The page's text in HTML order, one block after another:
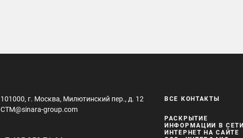
101000, г. Москва, Милютинский пер., д. 12
CTM@sinara-group.com
ВСЕ КОНТАКТЫ
РАСКРЫТИЕ
ИНФОРМАЦИИ В СЕТИ
ИНТЕРНЕТ НА САЙТЕ